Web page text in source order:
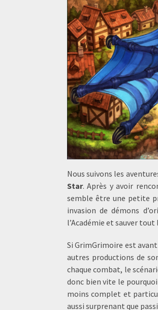
Nous suivons les
Star. Après y avoir
semble être une petite
invasion de démons
l’Académie et sauver tout
Si GrimGrimoire est
autres productions de
chaque combat, le
donc bien vite le
moins complet et
aussi surprenant que